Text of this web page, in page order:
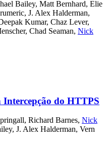
Bailey, Matt Bernhard, Elie
, J. Alex Halderman,
Kumar, Chaz Lever,
, Chad Seaman, Nick
Intercepção do HTTPS
, Richard Barnes, Nick
, J. Alex Halderman, Vern